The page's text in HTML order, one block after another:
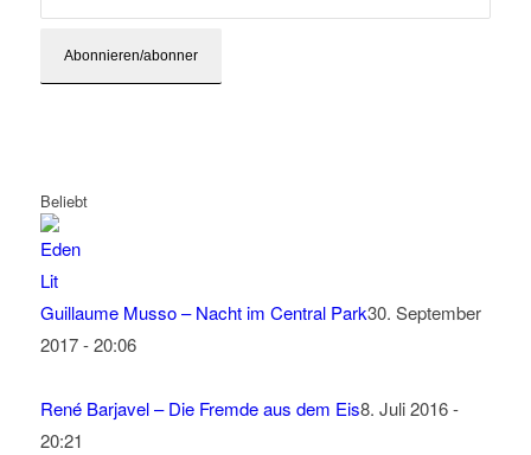
Beliebt
Guillaume Musso – Nacht im Central Park30. September
2017 - 20:06
René Barjavel – Die Fremde aus dem Eis8. Juli 2016 -
20:21